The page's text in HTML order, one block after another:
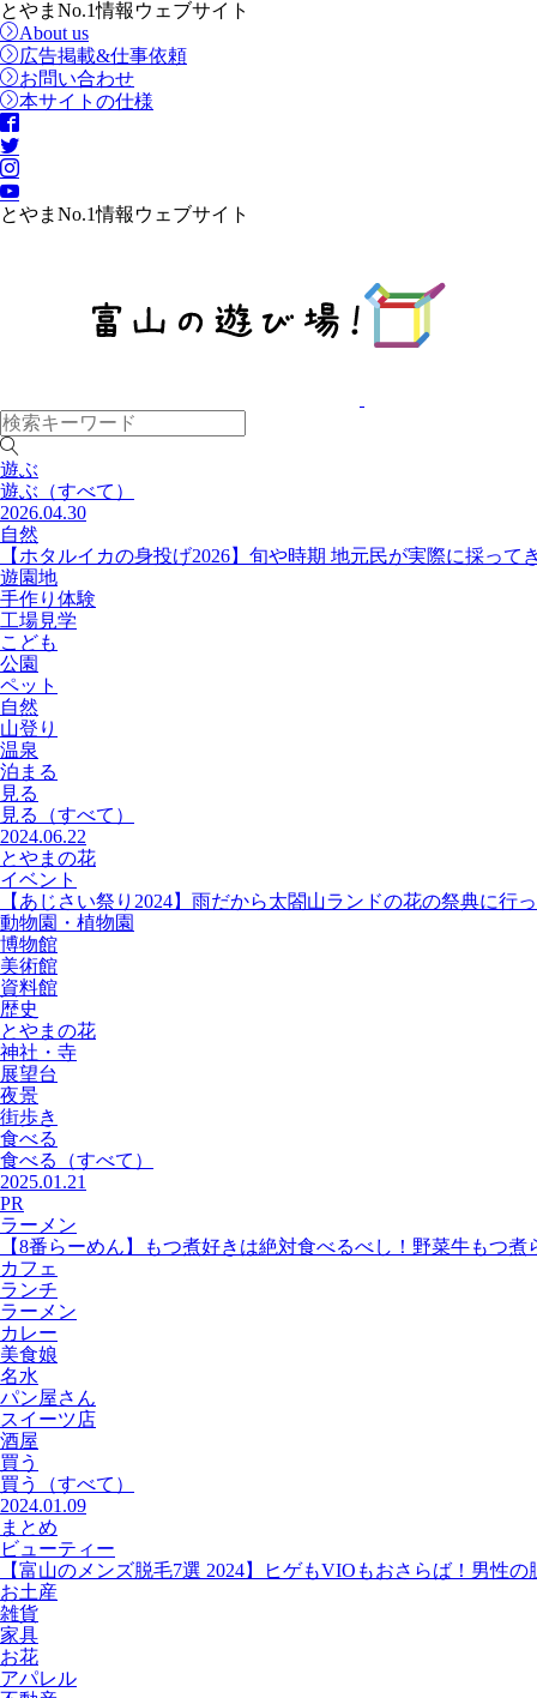
とやまNo.1情報ウェブサイト
About us
広告掲載&仕事依頼
お問い合わせ
本サイトの仕様
とやまNo.1情報ウェブサイト
遊ぶ
遊ぶ （すべて）
2026.04.30
自然
【ホタルイカの身投げ2026】旬や時期 地元民が実際に採って
遊園地
手作り体験
工場見学
こども
公園
ペット
自然
山登り
温泉
泊まる
見る
見る
（すべて）
2024.06.22
とやまの花
イベント
【あじさい祭り2024】雨だから太閤山ランドの花の祭典に行
動物園・植物園
博物館
美術館
資料館
歴史
とやまの花
神社・寺
展望台
夜景
街歩き
食べる
食べる
（すべて）
2025.01.21
PR
ラーメン
【8番らーめん】もつ煮好きは絶対食べるべし！野菜牛もつ
カフェ
ランチ
ラーメン
カレー
美食娘
名水
パン屋さん
スイーツ店
酒屋
買う
買う
（すべて）
2024.01.09
まとめ
ビューティー
【富山のメンズ脱毛7選 2024】ヒゲもVIOもおさらば！男性
お土産
雑貨
家具
お花
アパレル